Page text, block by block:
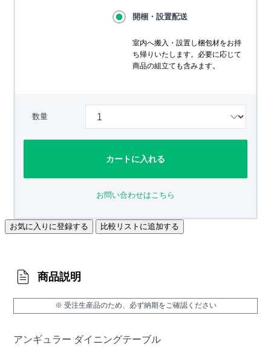
開梱・設置配送
室内へ搬入・設置し梱包材をお持
ち帰りいたします。必要に応じて
商品の組立ても含みます。
数量
カートに入れる
お問い合わせはこちら
お気に入りに登録する 比較リストに追加する
商品説明
※ 受注生産品のため、必ず納期をご確認ください
アンギュラー ダイニングテーブル